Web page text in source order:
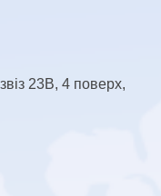
23В, 4 поверх,